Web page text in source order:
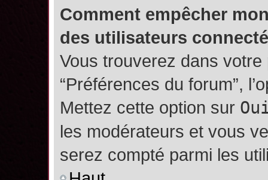
Comment empêcher
des utilisateurs
Vous trouverez dans votre
“Préférences du forum”,
Mettez cette option sur
les modérateurs et vous
serez compté parmi les